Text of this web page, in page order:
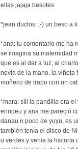
ellas jajaja besotes
*jean duclos: ;-) un beso a
*ana: tu comentario me ha
se imagina su maternidad
que es al dar a luz, al
novia de la mano. la viñeta
muñeco de trapo con un
*mara: síii la pandilla era
enriqeu y ana me pareció
danau n poco de yuyu, es
también tenía el disco de
o verdes y venía la historia